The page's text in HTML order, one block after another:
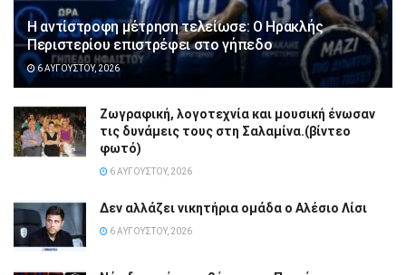
Η αντίστροφη μέτρηση τελείωσε: Ο Ηρακλής
Περιστερίου επιστρέφει στο γήπεδο
6 ΑΥΓΟΎΣΤΟΥ, 2026
Ζωγραφική, λογοτεχνία και μουσική ένωσαν
τις δυνάμεις τους στη Σαλαμίνα.(βίντεο
φωτό)
6 ΑΥΓΟΎΣΤΟΥ, 2026
Δεν αλλάζει νικητήρια ομάδα ο Αλέσιο Λίσι
6 ΑΥΓΟΎΣΤΟΥ, 2026